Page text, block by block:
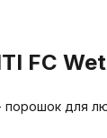
FC
порошок для